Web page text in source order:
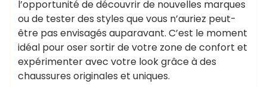
l’opportunité de découvrir de nouvelles marques
ou de tester des styles que vous n’auriez peut-
être pas envisagés auparavant. C’est le moment
idéal pour oser sortir de votre zone de confort et
expérimenter avec votre look grâce à des
chaussures originales et uniques.